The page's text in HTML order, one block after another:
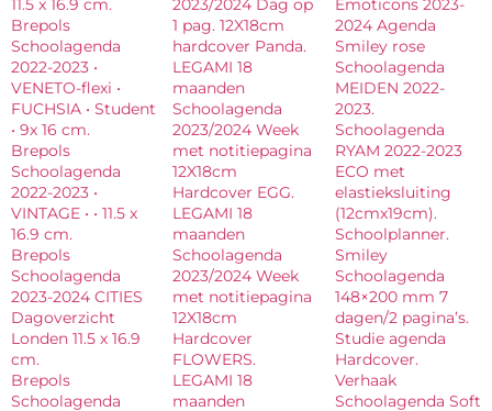
11.5 x 16.9 cm.
Brepols
Schoolagenda
2022-2023 •
VENETO-flexi •
FUCHSIA • Student
• 9x 16 cm.
Brepols
Schoolagenda
2022-2023 •
VINTAGE • • 11.5 x
16.9 cm.
Brepols
Schoolagenda
2023-2024 CITIES
Dagoverzicht
Londen 11.5 x 16.9
cm.
Brepols
Schoolagenda
2023/2024 Dag op
1 pag. 12X18cm
hardcover Panda.
LEGAMI 18
maanden
Schoolagenda
2023/2024 Week
met notitiepagina
12X18cm
Hardcover EGG.
LEGAMI 18
maanden
Schoolagenda
2023/2024 Week
met notitiepagina
12X18cm
Hardcover
FLOWERS.
LEGAMI 18
maanden
Emoticons 2023-
2024 Agenda
Smiley rose
Schoolagenda
MEIDEN 2022-
2023.
Schoolagenda
RYAM 2022-2023
ECO met
elastieksluiting
(12cmx19cm).
Schoolplanner.
Smiley
Schoolagenda
148×200 mm 7
dagen/2 pagina’s.
Studie agenda
Hardcover.
Verhaak
Schoolagenda Soft